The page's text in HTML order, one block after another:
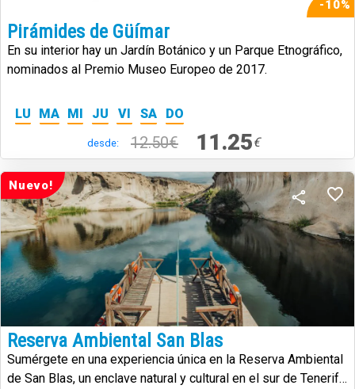
-10%
Pirámides de Güímar
En su interior hay un Jardín Botánico y un Parque Etnográfico,
nominados al Premio Museo Europeo de 2017.
LU MA MI JU VI SA DO
desde: 12.50€ 11.25€
Nuevo!
Reserva Ambiental San Blas
Sumérgete en una experiencia única en la Reserva Ambiental
de San Blas, un enclave natural y cultural en el sur de Tenerife